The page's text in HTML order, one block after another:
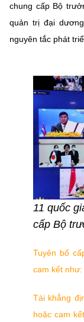
chung cấp Bộ
quản trị đại
nguyên tắc phát
11 quốc
cấp Bộ
Tuyên bố
cam kết như:
Tái khẳng
hoặc cam